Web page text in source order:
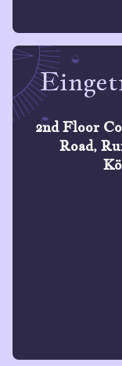
2nd Floor
Road,